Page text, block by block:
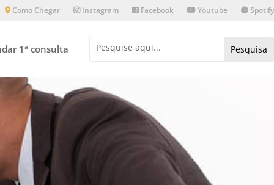
Como Chegar Instagram Facebook Youtube Spotify
1ª consulta